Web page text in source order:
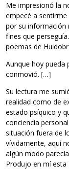
Me impresionó la
empecé a
por su información
fines que
poemas de
Aunque hoy pueda
conmovió. […]
Su lectura me
realidad como de
estado psíquico y
conciencia
situación fuera de
vívidamente, aquí
algún modo
Produjo en mí